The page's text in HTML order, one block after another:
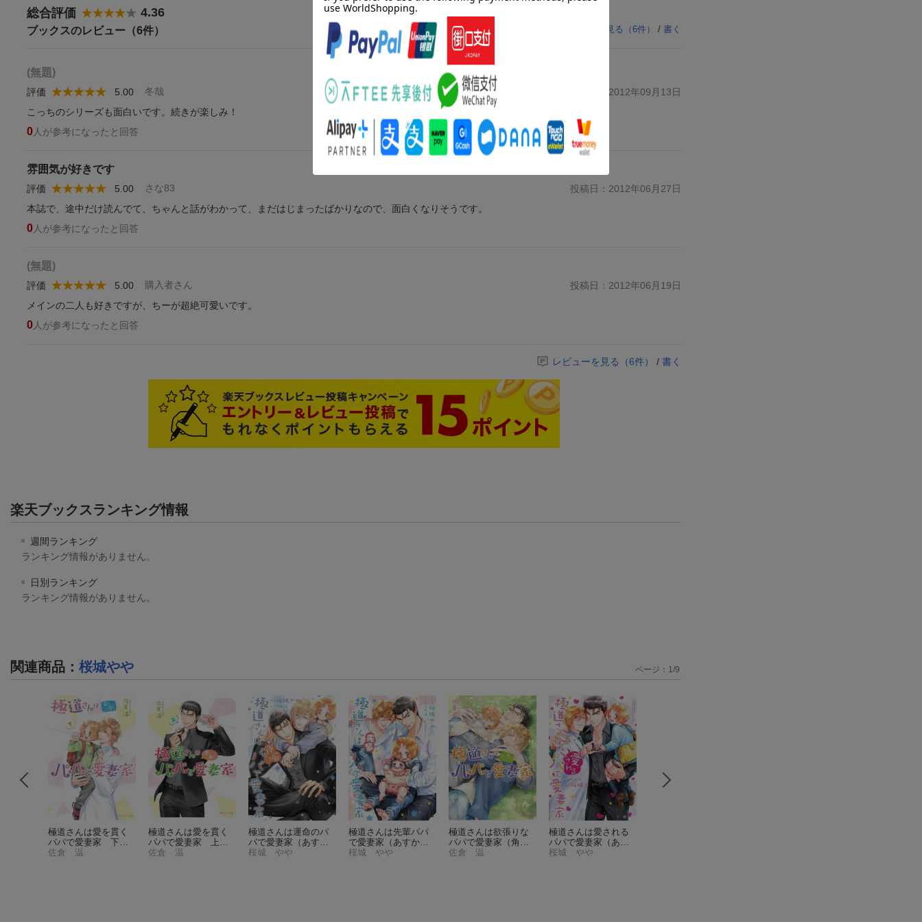
総合評価 4.36
ブックスのレビュー（6件） レビューを見る（6件） / 書く
(無題)
冬哉
評価 5.00
投稿日：2012年09月13日
こっちのシリーズも面白いです。続きが楽しみ！
0 人が参考になったと回答
雰囲気が好きです
さな83
評価 5.00
投稿日：2012年06月27日
本誌で、途中だけ読んでて、ちゃんと話がわかって、まだはじまったばかりなので、面白くなりそうです。
0 人が参考になったと回答
(無題)
購入者さん
評価 5.00
投稿日：2012年06月19日
メインの二人も好きですが、ちーが超絶可愛いです。
0 人が参考になったと回答
レビューを見る（6件） / 書く
楽天ブックスランキング情報
週間ランキング
ランキング情報がありません。
日別ランキング
ランキング情報がありません。
関連商品 ： 桜城やや
極道さんは愛を貫く
パパで愛妻家 下
（角川ルビー文庫）
佐倉 温
極道さんは愛を貫く
パパで愛妻家 上
（角川ルビー文庫）
佐倉 温
極道さんは運命のパ
パで愛妻家 （あすか
コミックスCL-DX）
桜城 やや
極道さんは先輩パパ
で愛妻家 （あすかコ
ミックスCL-DX）
桜城 やや
極道さんは欲張りな
パパで愛妻家 （角川
ルビー文庫）
佐倉 温
極道さんは愛される
パパで愛妻家 （あす
かコミックスCL-D
桜城 やや
ページ： 1/9